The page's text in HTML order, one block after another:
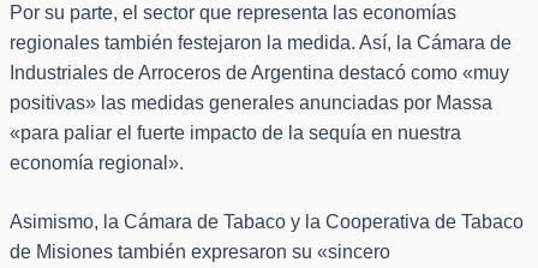
Por su parte, el sector que representa las economías
regionales también festejaron la medida. Así, la Cámara de
Industriales de Arroceros de Argentina destacó como «muy
positivas» las medidas generales anunciadas por Massa
«para paliar el fuerte impacto de la sequía en nuestra
economía regional».
Asimismo, la Cámara de Tabaco y la Cooperativa de Tabaco
de Misiones también expresaron su «sincero